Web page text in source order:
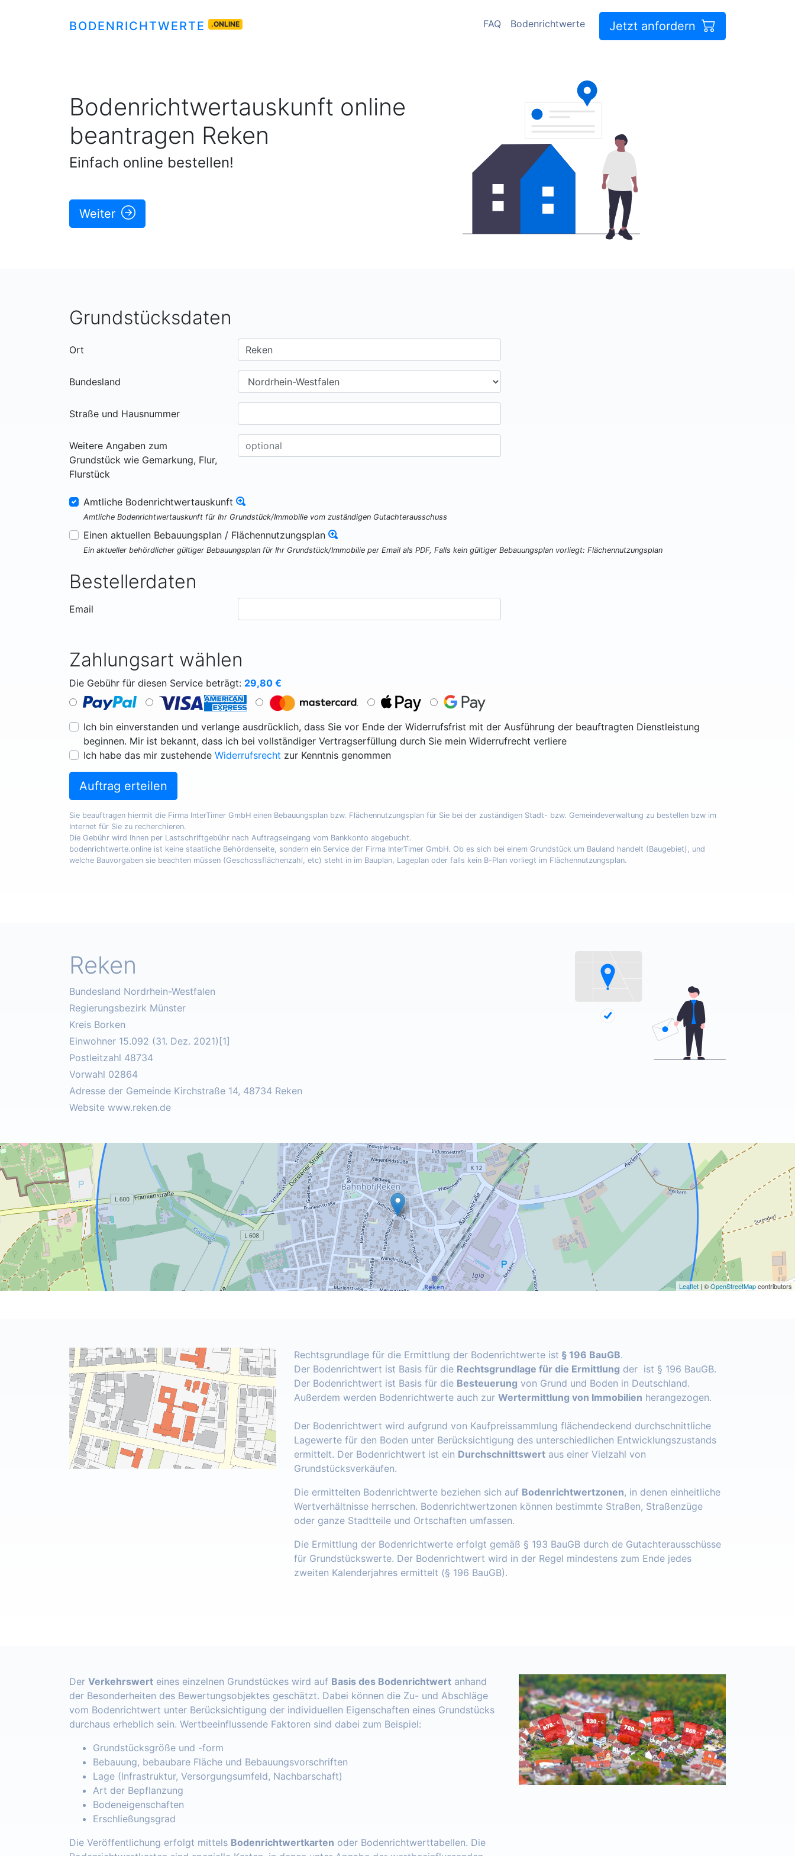
BODENRICHTWERTE .ONLINE FAQ Bodenrichtwerte Jetzt anfordern
Bodenrichtwertauskunft online
beantragen Reken
Einfach online bestellen!
Weiter
Grundstücksdaten
Ort
Bundesland
Straße und Hausnummer
Weitere Angaben zum
Grundstück wie Gemarkung, Flur,
Flurstück
Amtliche Bodenrichtwertauskunft
Amtliche Bodenrichtwertauskunft für Ihr Grundstück/Immobilie vom zuständigen Gutachterausschuss
Einen aktuellen Bebauungsplan / Flächennutzungsplan
Ein aktueller behördlicher gültiger Bebauungsplan für Ihr Grundstück/Immobilie per Email als PDF, Falls kein gültiger Bebauungsplan vorliegt: Flächennutzungsplan
Bestellerdaten
Email
Zahlungsart wählen
Die Gebühr für diesen Service beträgt: 29,80 €
Ich bin einverstanden und verlange ausdrücklich, dass Sie vor Ende der Widerrufsfrist mit der Ausführung der beauftragten Dienstleistung
beginnen. Mir ist bekannt, dass ich bei vollständiger Vertragserfüllung durch Sie mein Widerrufrecht verliere
Ich habe das mir zustehende Widerrufsrecht zur Kenntnis genommen
Auftrag erteilen
Sie beauftragen hiermit die Firma InterTimer GmbH einen Bebauungsplan bzw. Flächennutzungsplan für Sie bei der zuständigen Stadt- bzw. Gemeindeverwaltung zu bestellen bzw im
Internet für Sie zu recherchieren.
Die Gebühr wird Ihnen per Lastschriftgebühr nach Auftragseingang vom Bankkonto abgebucht.
bodenrichtwerte.online ist keine staatliche Behördenseite, sondern ein Service der Firma InterTimer GmbH. Ob es sich bei einem Grundstück um Bauland handelt (Baugebiet), und
welche Bauvorgaben sie beachten müssen (Geschossflächenzahl, etc) steht in im Bauplan, Lageplan oder falls kein B-Plan vorliegt im Flächennutzungsplan.
Reken
Bundesland Nordrhein-Westfalen
Regierungsbezirk Münster
Kreis Borken
Einwohner 15.092 (31. Dez. 2021)[1]
Postleitzahl 48734
Vorwahl 02864
Adresse der Gemeinde Kirchstraße 14, 48734 Reken
Website www.reken.de
Leaflet | ©OpenStreetMapcontributors
Rechtsgrundlage für die Ermittlung der Bodenrichtwerte ist § 196 BauGB.
Der Bodenrichtwert ist Basis für die Rechtsgrundlage für die Ermittlung der ist § 196 BauGB.
Der Bodenrichtwert ist Basis für die Besteuerung von Grund und Boden in Deutschland.
Außerdem werden Bodenrichtwerte auch zur Wertermittlung von Immobilien herangezogen.
Der Bodenrichtwert wird aufgrund von Kaufpreissammlung flächendeckend durchschnittliche
Lagewerte für den Boden unter Berücksichtigung des unterschiedlichen Entwicklungszustands
ermittelt. Der Bodenrichtwert ist ein Durchschnittswert aus einer Vielzahl von
Grundstücksverkäufen.
Die ermittelten Bodenrichtwerte beziehen sich auf Bodenrichtwertzonen, in denen einheitliche
Wertverhältnisse herrschen. Bodenrichtwertzonen können bestimmte Straßen, Straßenzüge
oder ganze Stadtteile und Ortschaften umfassen.
Die Ermittlung der Bodenrichtwerte erfolgt gemäß § 193 BauGB durch de Gutachterausschüsse
für Grundstückswerte. Der Bodenrichtwert wird in der Regel mindestens zum Ende jedes
zweiten Kalenderjahres ermittelt (§ 196 BauGB).
Der Verkehrswert eines einzelnen Grundstückes wird auf Basis des Bodenrichtwert anhand
der Besonderheiten des Bewertungsobjektes geschätzt. Dabei können die Zu- und Abschläge
vom Bodenrichtwert unter Berücksichtigung der individuellen Eigenschaften eines Grundstücks
durchaus erheblich sein. Wertbeeinflussende Faktoren sind dabei zum Beispiel:
Grundstücksgröße und -form
Bebauung, bebaubare Fläche und Bebauungsvorschriften
Lage (Infrastruktur, Versorgungsumfeld, Nachbarschaft)
Art der Bepflanzung
Bodeneigenschaften
Erschließungsgrad
Die Veröffentlichung erfolgt mittels Bodenrichtwertkarten oder Bodenrichtwerttabellen. Die